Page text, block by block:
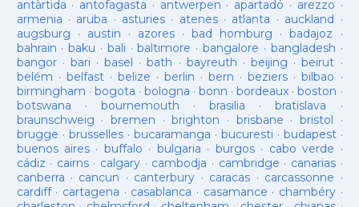
antàrtida · antofagasta · antwerpen · apartadó · arezzo ·
armenia · aruba · asturies· atenes· atlanta · auckland ·
augsburg · austin · azores·bad homburg ·badajoz ·
bahrain ·baku · bali ·baltimore ·bangalore · bangladesh ·
bangor· bari ·basel ·bath · bayreuth ·beijing ·beirut ·
belém · belfast· belize · berlin ·bern ·beziers ·bilbao ·
birmingham · bogota · bologna ·bonn ·bordeaux ·boston ·
botswana · bournemouth ·brasilia ·bratislava ·
braunschweig · bremen ·brighton · brisbane · bristol ·
brugge · brusselles· bucaramanga · bucuresti · budapest·
buenos aires· buffalo · bulgaria · burgos· cabo verde ·
cádiz · cairns· calgary · cambodja · cambridge · canarias·
canberra · cancun · canterbury · caracas · carcassonne ·
cardiff· cartagena · casablanca · casamance · chambéry·